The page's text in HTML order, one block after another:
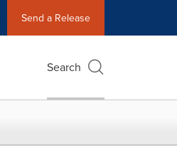
Send a Release
Search